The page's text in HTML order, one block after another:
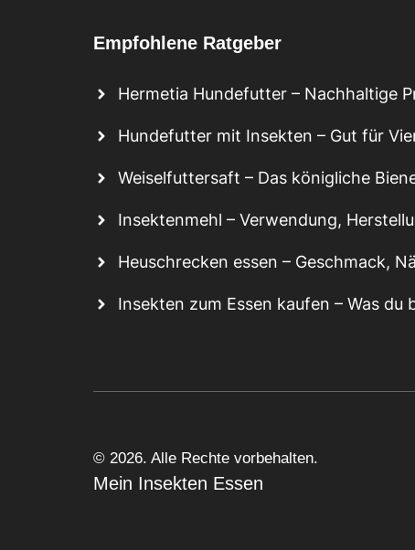
Empfohlene Ratgeber
Hermetia Hundefutter – Nachhaltige
Hundefutter mit Insekten – Gut für
Weiselfuttersaft – Das königliche
Insektenmehl – Verwendung,
Heuschrecken essen – Geschmack,
Insekten zum Essen kaufen – Was du
© 2026. Alle Rechte vorbehalten.
Mein Insekten Essen